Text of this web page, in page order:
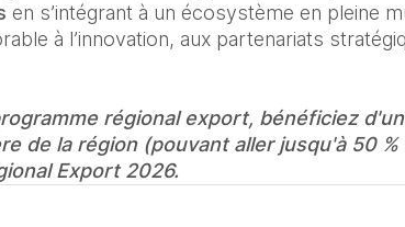
en s’intégrant à un écosystème en pleine
à l’innovation, aux partenariats
régional export, bénéficiez
de la région (pouvant aller jusqu'à 50
Export 2026.